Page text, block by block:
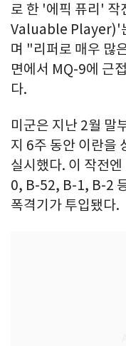
로 한 '에픽 퓨리'
Valuable Player)'
며 "리퍼로 매우 많
면에서 MQ-9에 근
다.
미군은 지난 2월 말
지 6주 동안 이란을
실시했다. 이 작전
0, B-52, B-1, B-2
폭격기가 투입됐다.